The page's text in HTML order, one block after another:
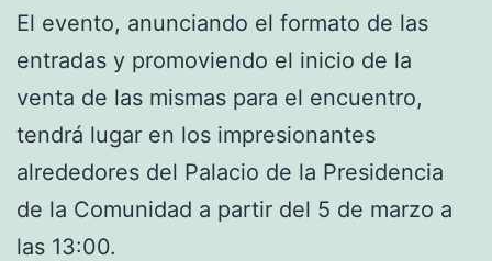
El evento, anunciando el formato de las
entradas y promoviendo el inicio de la
venta de las mismas para el encuentro,
tendrá lugar en los impresionantes
alrededores del Palacio de la Presidencia
de la Comunidad a partir del 5 de marzo a
las 13:00.